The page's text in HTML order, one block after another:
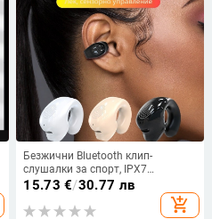
Безжични Bluetooth клип-
слушалки за спорт, IPX7
водоустойчиви, обхват до 10 м,
Bluetooth 5.0, живот на батерията
4–8 ч, ниска латентност за игри
15.73 €/30.77 лв
add_shopping_cart